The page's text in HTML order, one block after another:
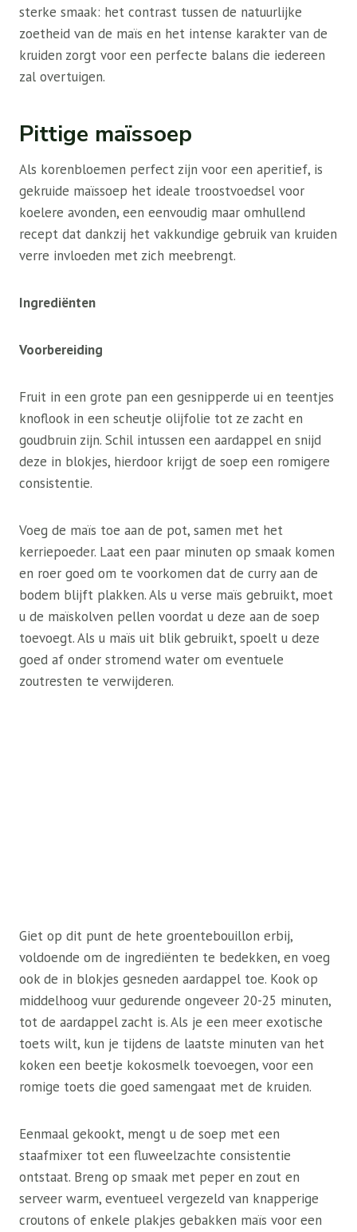
sterke smaak: het contrast tussen de natuurlijke
zoetheid van de maïs en het intense karakter van de
kruiden zorgt voor een perfecte balans die iedereen
zal overtuigen.
Pittige maïssoep
Als korenbloemen perfect zijn voor een aperitief, is
gekruide maïssoep het ideale troostvoedsel voor
koelere avonden, een eenvoudig maar omhullend
recept dat dankzij het vakkundige gebruik van kruiden
verre invloeden met zich meebrengt.
Ingrediënten
Voorbereiding
Fruit in een grote pan een gesnipperde ui en teentjes
knoflook in een scheutje olijfolie tot ze zacht en
goudbruin zijn. Schil intussen een aardappel en snijd
deze in blokjes, hierdoor krijgt de soep een romigere
consistentie.
Voeg de maïs toe aan de pot, samen met het
kerriepoeder. Laat een paar minuten op smaak komen
en roer goed om te voorkomen dat de curry aan de
bodem blijft plakken. Als u verse maïs gebruikt, moet
u de maïskolven pellen voordat u deze aan de soep
toevoegt. Als u maïs uit blik gebruikt, spoelt u deze
goed af onder stromend water om eventuele
zoutresten te verwijderen.
Giet op dit punt de hete groentebouillon erbij,
voldoende om de ingrediënten te bedekken, en voeg
ook de in blokjes gesneden aardappel toe. Kook op
middelhoog vuur gedurende ongeveer 20-25 minuten,
tot de aardappel zacht is. Als je een meer exotische
toets wilt, kun je tijdens de laatste minuten van het
koken een beetje kokosmelk toevoegen, voor een
romige toets die goed samengaat met de kruiden.
Eenmaal gekookt, mengt u de soep met een
staafmixer tot een fluweelzachte consistentie
ontstaat. Breng op smaak met peper en zout en
serveer warm, eventueel vergezeld van knapperige
croutons of enkele plakjes gebakken maïs voor een